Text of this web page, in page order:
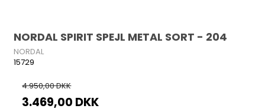
NORDAL SPIRIT SPEJL METAL SORT - 204
NORDAL
15729
4.950,00 DKK
3.469,00 DKK